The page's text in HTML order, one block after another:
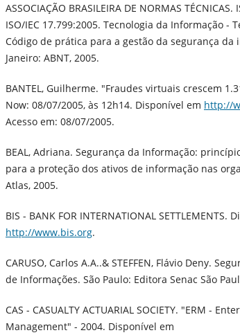
ASSOCIAÇÃO BRASILEIRA DE NORMAS
ISO/IEC 17.799:2005. Tecnologia da Informação -
Código de prática para a gestão da segurança da
Janeiro: ABNT, 2005.
BANTEL, Guilherme. "Fraudes virtuais crescem
Now: 08/07/2005, às 12h14. Disponível em http://
Acesso em: 08/07/2005.
BEAL, Adriana. Segurança da Informação:
para a proteção dos ativos de informação nas
Atlas, 2005.
BIS - BANK FOR INTERNATIONAL SETTLEMENTS.
http://www.bis.org.
CARUSO, Carlos A.A..& STEFFEN, Flávio Deny.
de Informações. São Paulo: Editora Senac São
CAS - CASUALTY ACTUARIAL SOCIETY. "ERM -
Management" - 2004. Disponível em